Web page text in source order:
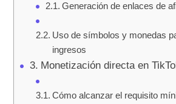
Generación de enlaces de
Uso de símbolos y monedas
ingresos
Monetización directa en
Cómo alcanzar el requisito